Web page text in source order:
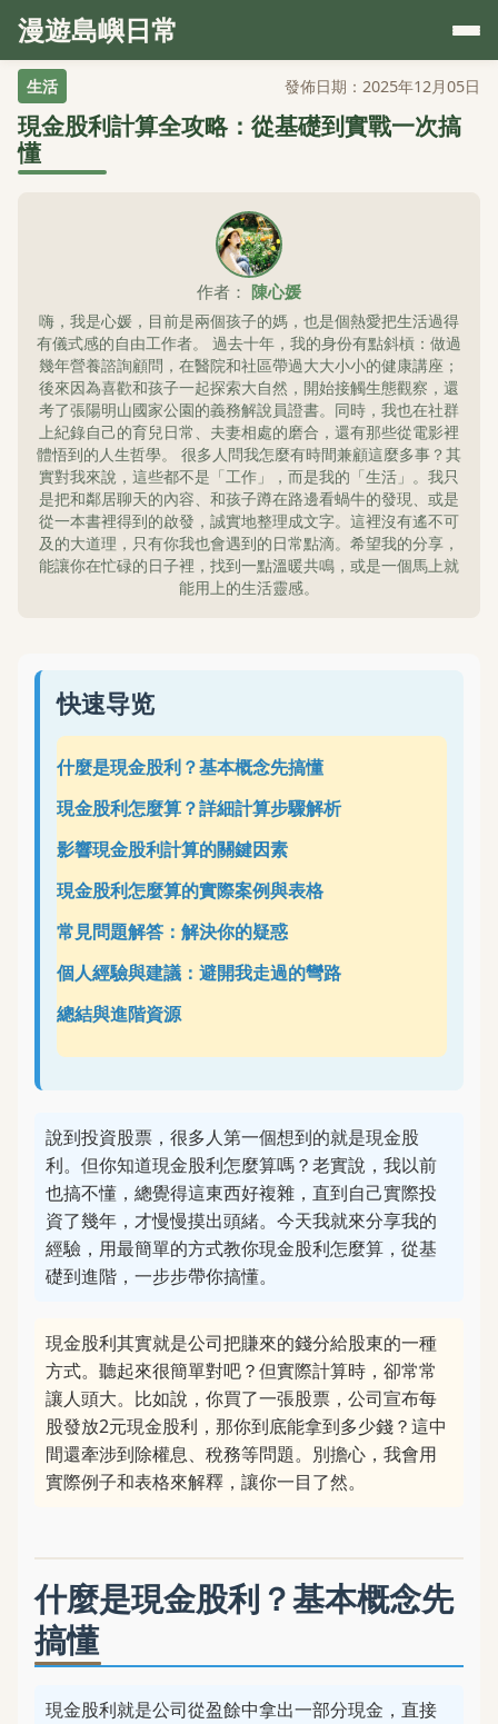
漫遊島嶼日常
生活 發佈日期：2025年12月05日
現金股利計算全攻略：從基礎到實戰一次搞
懂
作者： 陳心媛
嗨，我是心媛，目前是兩個孩子的媽，也是個熱愛把生活過得
有儀式感的自由工作者。 過去十年，我的身份有點斜槓：做過
幾年營養諮詢顧問，在醫院和社區帶過大大小小的健康講座；
後來因為喜歡和孩子一起探索大自然，開始接觸生態觀察，還
考了張陽明山國家公園的義務解說員證書。同時，我也在社群
上紀錄自己的育兒日常、夫妻相處的磨合，還有那些從電影裡
體悟到的人生哲學。 很多人問我怎麼有時間兼顧這麼多事？其
實對我來說，這些都不是「工作」，而是我的「生活」。我只
是把和鄰居聊天的內容、和孩子蹲在路邊看蝸牛的發現、或是
從一本書裡得到的啟發，誠實地整理成文字。這裡沒有遙不可
及的大道理，只有你我也會遇到的日常點滴。希望我的分享，
能讓你在忙碌的日子裡，找到一點溫暖共鳴，或是一個馬上就
能用上的生活靈感。
快速导览
什麼是現金股利？基本概念先搞懂
現金股利怎麼算？詳細計算步驟解析
影響現金股利計算的關鍵因素
現金股利怎麼算的實際案例與表格
常見問題解答：解決你的疑惑
個人經驗與建議：避開我走過的彎路
總結與進階資源
說到投資股票，很多人第一個想到的就是現金股
利。但你知道現金股利怎麼算嗎？老實說，我以前
也搞不懂，總覺得這東西好複雜，直到自己實際投
資了幾年，才慢慢摸出頭緒。今天我就來分享我的
經驗，用最簡單的方式教你現金股利怎麼算，從基
礎到進階，一步步帶你搞懂。
現金股利其實就是公司把賺來的錢分給股東的一種
方式。聽起來很簡單對吧？但實際計算時，卻常常
讓人頭大。比如說，你買了一張股票，公司宣布每
股發放2元現金股利，那你到底能拿到多少錢？這中
間還牽涉到除權息、稅務等問題。別擔心，我會用
實際例子和表格來解釋，讓你一目了然。
什麼是現金股利？基本概念先
搞懂
現金股利就是公司從盈餘中拿出一部分現金，直接